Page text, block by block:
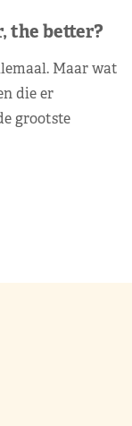
the better?
Maar wat
die er
grootste